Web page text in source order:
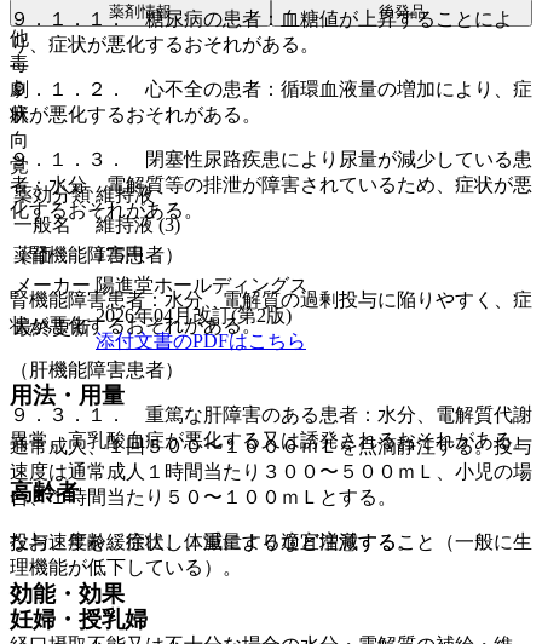
９．１．１． 糖尿病の患者：血糖値が上昇することによ
り、症状が悪化するおそれがある。
９．１．２． 心不全の患者：循環血液量の増加により、症
状が悪化するおそれがある。
９．１．３． 閉塞性尿路疾患により尿量が減少している患
者：水分、電解質等の排泄が障害されているため、症状が悪
化するおそれがある。
（腎機能障害患者）
腎機能障害患者：水分、電解質の過剰投与に陥りやすく、症
状が悪化するおそれがある。
（肝機能障害患者）
９．３．１． 重篤な肝障害のある患者：水分、電解質代謝
異常、高乳酸血症が悪化する又は誘発されるおそれがある。
高齢者
投与速度を緩徐にし、減量するなど注意すること（一般に生
理機能が低下している）。
妊婦・授乳婦
薬剤情報 後発品
他
毒
劇
麻
向
覚
薬効分類 維持液
一般名
維持液 (3)
薬価
175円
メーカー 陽進堂ホールディングス
最終更新
2026年04月改訂(第2版)
添付文書のPDFはこちら
用法・用量
通常成人、１回５００〜１０００ｍＬを点滴静注する。投与
速度は通常成人１時間当たり３００〜５００ｍＬ、小児の場
合、１時間当たり５０〜１００ｍＬとする。
なお、年齢、症状、体重により適宜増減する。
効能・効果